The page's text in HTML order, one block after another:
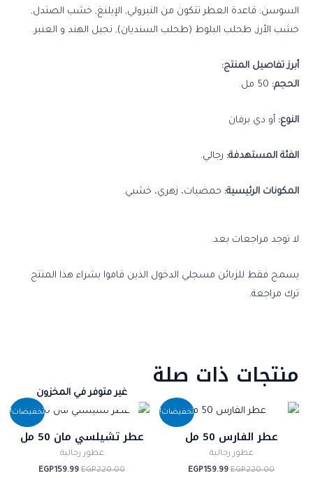
السوسن; قاعدة العطر تتكون من النيرولي, الإيلنغ, خشب الصندل,
خشب الأرز, طحلب البلوط (طحلب السنديان), نجيل الهند و العنبر.
أبرز تفاصيل المنتج:
الحجم:
النوع: أو دي برفان
الفئة المستهدفة: رجالي.
المكونات الرئيسية: حمضيات، زهري، خشبي.
لا توجد مراجعات بعد.
يسمح فقط للزبائن مسجلي الدخول الذين قاموا بشراء هذا المنتج
ترك مراجعة.
منتجات ذات صلة
تخفيضات!
عطر الفارس 50 مل
عطور رجالية
EGP220.00
السعر
الأصلي
EGP220.00.
EGP159.99
السعر
الحالي
هو:
EGP159.99.
تخفيضات!
غير متوفر في المخزون
عطر تشيلسي مان 50 مل
عطور رجالية
EGP220.00
السعر
الأصلي
EGP220.00.
EGP159.99
السعر
الحالي
هو: